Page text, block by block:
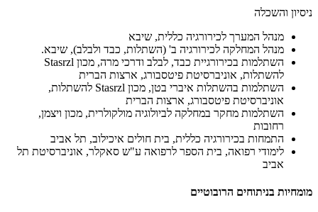
ניסיון והשכלה
מנהל המערך לכירורגיה כללית, שיבא
מנהל המחלקה לכירורגיה ב' (השתלות, כבד ולבלב), שיבא.
השתלמות בכירורגיית כבד, לבלב ודרכי מרה, מכון Stasrzl
להשתלות, אוניברסיטת פיטסבורג, ארצות הברית
השתלמות בהשתלות איברי בטן, מכון Stasrzl להשתלות,
אוניברסיטת פיטסבורג, ארצות הברית
השתלמות מחקר במחלקה לביולוגיה מולקולרית, מכון ויצמן,
רחובות
התמחות בכירורגיה כללית, בית חולים איכילוב, תל אביב
לימודי רפואה, בית הספר לרפואה ע"ש סאקלר, אוניברסיטת תל
אביב
מומחיות בניתוחים הרובוטיים